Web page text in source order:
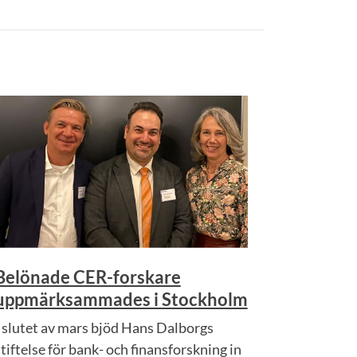
CER-forskare
i Stockholm
slutet av mars bjöd Hans Dalborgs
för bank- och finansforskning in